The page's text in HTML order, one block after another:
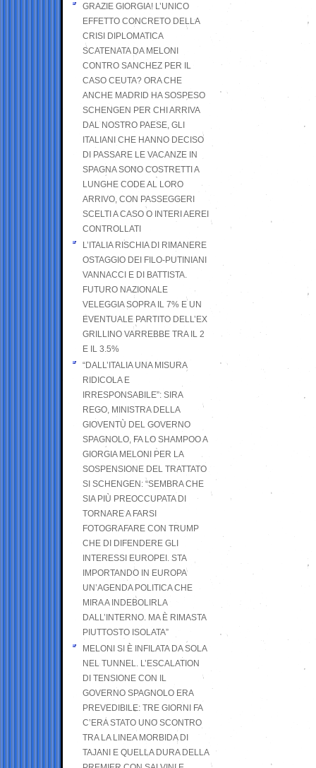
GRAZIE GIORGIA! L’UNICO
EFFETTO CONCRETO DELLA
CRISI DIPLOMATICA
SCATENATA DA MELONI
CONTRO SANCHEZ PER IL
CASO CEUTA? ORA CHE
ANCHE MADRID HA SOSPESO
SCHENGEN PER CHI ARRIVA
DAL NOSTRO PAESE, GLI
ITALIANI CHE HANNO DECISO
DI PASSARE LE VACANZE IN
SPAGNA SONO COSTRETTI A
LUNGHE CODE AL LORO
ARRIVO, CON PASSEGGERI
SCELTI A CASO O INTERI AEREI
CONTROLLATI
L’ITALIA RISCHIA DI RIMANERE
OSTAGGIO DEI FILO-PUTINIANI
VANNACCI E DI BATTISTA.
FUTURO NAZIONALE
VELEGGIA SOPRA IL 7% E UN
EVENTUALE PARTITO DELL’EX
GRILLINO VARREBBE TRA IL 2
E IL 3.5%
“DALL’ITALIA UNA MISURA
RIDICOLA E
IRRESPONSABILE”: SIRA
REGO, MINISTRA DELLA
GIOVENTÙ DEL GOVERNO
SPAGNOLO, FA LO SHAMPOO A
GIORGIA MELONI PER LA
SOSPENSIONE DEL TRATTATO
SI SCHENGEN: “SEMBRA CHE
SIA PIÙ PREOCCUPATA DI
TORNARE A FARSI
FOTOGRAFARE CON TRUMP
CHE DI DIFENDERE GLI
INTERESSI EUROPEI. STA
IMPORTANDO IN EUROPA
UN’AGENDA POLITICA CHE
MIRA A INDEBOLIRLA
DALL’INTERNO. MA È RIMASTA
PIUTTOSTO ISOLATA”
MELONI SI È INFILATA DA SOLA
NEL TUNNEL. L’ESCALATION
DI TENSIONE CON IL
GOVERNO SPAGNOLO ERA
PREVEDIBILE: TRE GIORNI FA
C’ERA STATO UNO SCONTRO
TRA LA LINEA MORBIDA DI
TAJANI E QUELLA DURA DELLA